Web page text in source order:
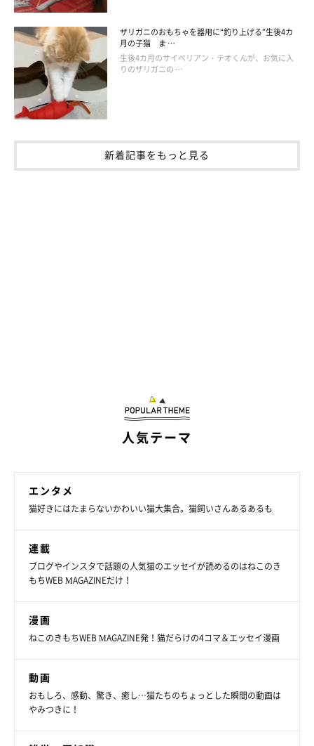
作者プロフィール
ザリガニのおもちゃを器用に“釣り上げる”生後4カ
月の子猫 ま …
生後4カ月のサイベリアン・テオくんが、お気に入
りのザリガニの …
新着記事をもっと見る
人気テーマ
エンタメ
猫好きにはたまらないかわいい猫大集合。猫飼いさんあるあるも
連載
ブログやインスタで話題の人気猫のエッセイが読めるのはねこのき
もちWEB MAGAZINEだけ！
漫画
ねこのきもちWEB MAGAZINE発！猫だらけの4コマ＆エッセイ漫画
動画
おもしろ、感動、驚き、癒し…猫たちのちょっとした瞬間の動画は
やみつきに！